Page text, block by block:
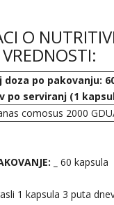
O
VREDNOSTI:
doza po pakovanju:
po serviranj (1
comosus 2000
_ 60 kapsula
1 kapsula 3 puta